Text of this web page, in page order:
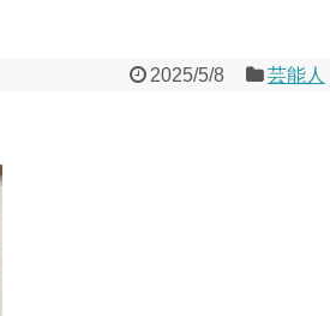
2025/5/8 芸能人